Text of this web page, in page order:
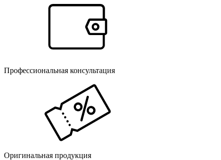
Профессиональная консультация
Оригинальная продукция